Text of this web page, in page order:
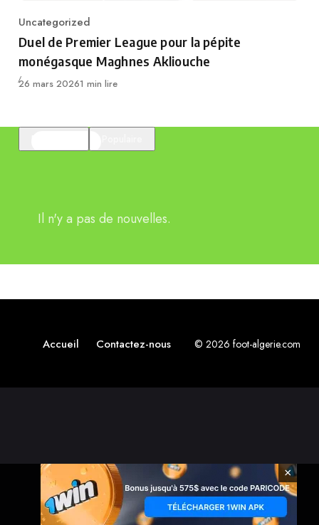
Category
Uncategorized
Duel de Premier League pour la pépite
monégasque Maghnes Akliouche
Publié
26 mars 20261 min lire
Il n'y a pas de nouvelles.
Accueil Contactez-nous © 2026 foot-algerie.com
×